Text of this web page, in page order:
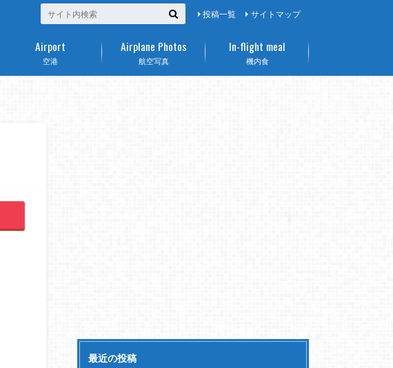
投稿一覧 サイトマップ
空港
Airport
航空写真
Airplane Photos
機内食
In-flight meal
最近の投稿